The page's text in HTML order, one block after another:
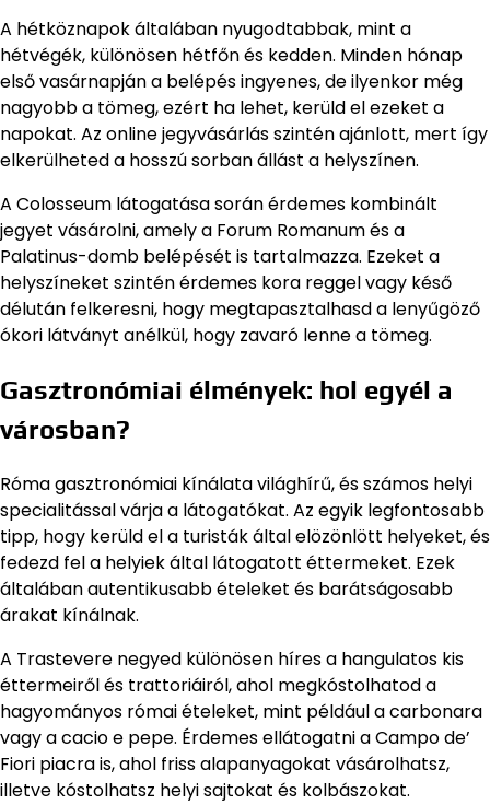
A hétköznapok általában nyugodtabbak, mint a
hétvégék, különösen hétfőn és kedden. Minden hónap
első vasárnapján a belépés ingyenes, de ilyenkor még
nagyobb a tömeg, ezért ha lehet, kerüld el ezeket a
napokat. Az online jegyvásárlás szintén ajánlott, mert így
elkerülheted a hosszú sorban állást a helyszínen.
A Colosseum látogatása során érdemes kombinált
jegyet vásárolni, amely a Forum Romanum és a
Palatinus-domb belépését is tartalmazza. Ezeket a
helyszíneket szintén érdemes kora reggel vagy késő
délután felkeresni, hogy megtapasztalhasd a lenyűgöző
ókori látványt anélkül, hogy zavaró lenne a tömeg.
Gasztronómiai élmények: hol egyél a
városban?
Róma gasztronómiai kínálata világhírű, és számos helyi
specialitással várja a látogatókat. Az egyik legfontosabb
tipp, hogy kerüld el a turisták által elözönlött helyeket, és
fedezd fel a helyiek által látogatott éttermeket. Ezek
általában autentikusabb ételeket és barátságosabb
árakat kínálnak.
A Trastevere negyed különösen híres a hangulatos kis
éttermeiről és trattoriáiról, ahol megkóstolhatod a
hagyományos római ételeket, mint például a carbonara
vagy a cacio e pepe. Érdemes ellátogatni a Campo de’
Fiori piacra is, ahol friss alapanyagokat vásárolhatsz,
illetve kóstolhatsz helyi sajtokat és kolbászokat.